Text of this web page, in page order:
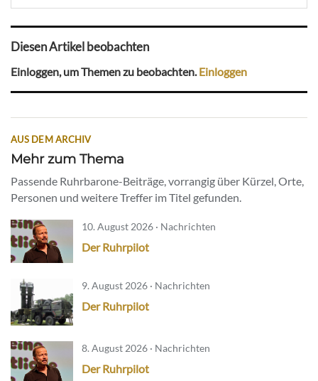
Diesen Artikel beobachten
Einloggen, um Themen zu beobachten.Einloggen
AUS DEM ARCHIV
Mehr zum Thema
Passende Ruhrbarone-Beiträge, vorrangig über Kürzel, Orte,
Personen und weitere Treffer im Titel gefunden.
10. August 2026 · Nachrichten
Der Ruhrpilot
9. August 2026 · Nachrichten
Der Ruhrpilot
8. August 2026 · Nachrichten
Der Ruhrpilot